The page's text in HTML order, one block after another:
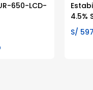
650-LCD-
4.5%
S/